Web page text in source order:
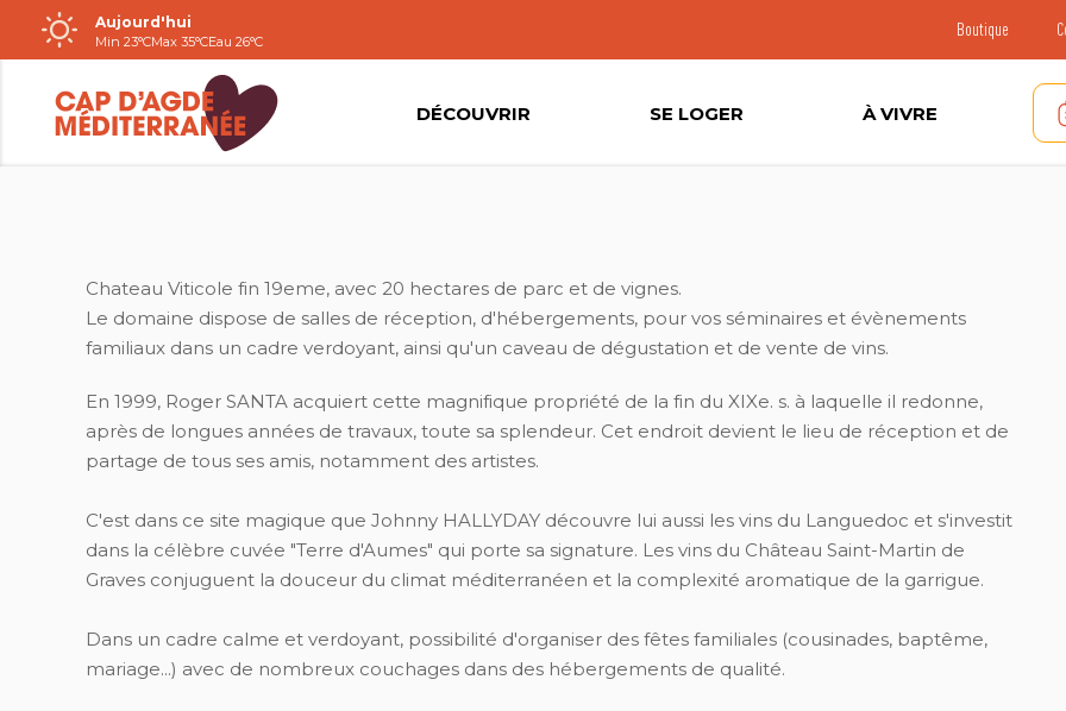
Passer
au
contenu
Aujourd'hui
Min 23°CMax 35°CEau 26°C
Boutique
DÉCOUVRIR SE LOGER À VIVRE
Chateau Viticole fin 19eme, avec 20 hectares de parc et de vignes.
Le domaine dispose de salles de réception, d'hébergements, pour vos séminaires et évènements
familiaux dans un cadre verdoyant, ainsi qu'un caveau de dégustation et de vente de vins.
En 1999, Roger SANTA acquiert cette magnifique propriété de la fin du XIXe. s. à laquelle il redonne,
après de longues années de travaux, toute sa splendeur. Cet endroit devient le lieu de réception et de
partage de tous ses amis, notamment des artistes.
C'est dans ce site magique que Johnny HALLYDAY découvre lui aussi les vins du Languedoc et s'investit
dans la célèbre cuvée "Terre d'Aumes" qui porte sa signature. Les vins du Château Saint-Martin de
Graves conjuguent la douceur du climat méditerranéen et la complexité aromatique de la garrigue.
Dans un cadre calme et verdoyant, possibilité d'organiser des fêtes familiales (cousinades, baptême,
mariage...) avec de nombreux couchages dans des hébergements de qualité.